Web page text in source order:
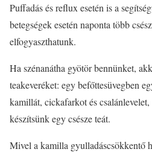
Puffadás és reflux esetén is a
betegségek esetén naponta több
elfogyaszthatunk.
Ha szénanátha gyötör bennünket,
teakeveréket: egy befőttesüvegben
kamillát, cickafarkot és
készítsünk egy csésze teát.
Mivel a kamilla gyulladáscsökkentő